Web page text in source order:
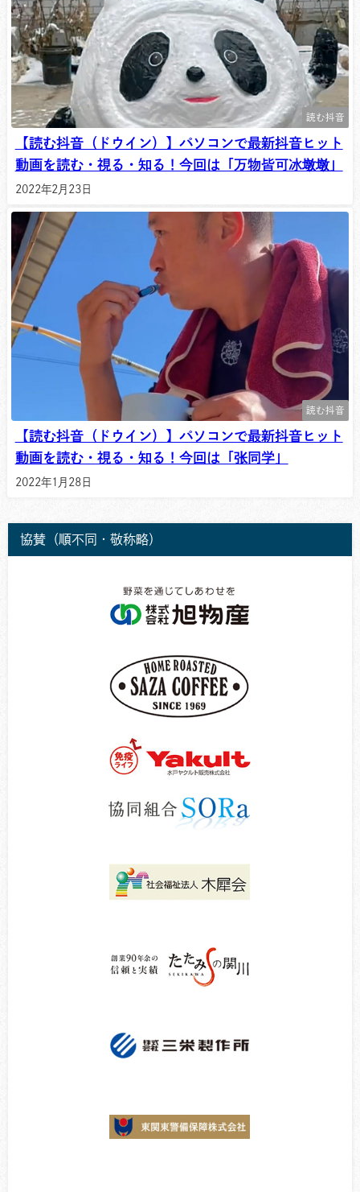
読む抖音
【読む抖音（ドウイン）】パソコンで最新抖音ヒット
動画を読む・視る・知る！今回は「万物皆可冰墩墩」
2022年2月23日
読む抖音
【読む抖音（ドウイン）】パソコンで最新抖音ヒット
動画を読む・視る・知る！今回は「张同学」
2022年1月28日
協賛（順不同・敬称略）